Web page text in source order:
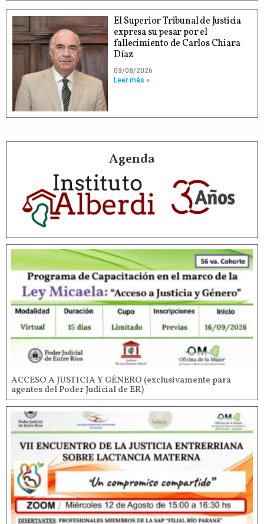
El Superior Tribunal de Justicia
expresa su pesar por el
fallecimiento de Carlos Chiara
Díaz
03/08/2026
Leer más »
Agenda
ACCESO A JUSTICIA Y GÉNERO (exclusivamente para
agentes del Poder Judicial de ER)